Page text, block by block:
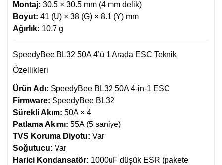
Montaj: 30.5 × 30.5 mm (4 mm delik)
Boyut: 41 (U) × 38 (G) × 8.1 (Y) mm
Ağırlık: 10.7 g
SpeedyBee BL32 50A 4’ü 1 Arada ESC Teknik
Özellikleri
Ürün Adı: SpeedyBee BL32 50A 4-in-1 ESC
Firmware: SpeedyBee BL32
Sürekli Akım: 50A × 4
Patlama Akımı: 55A (5 saniye)
TVS Koruma Diyotu: Var
Soğutucu: Var
Harici Kondansatör: 1000uF düşük ESR (pakete